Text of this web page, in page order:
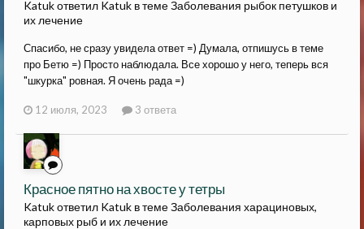
Katuk ответил Katuk в темеЗаболевания рыбок петушков и
их лечение
Спасибо, не сразу увидела ответ =) Думала, отпишусь в теме
про Бетю =) Просто наблюдала. Все хорошо у него, теперь вся
"шкурка" ровная. Я очень рада =)
12 июля, 2023 3 ответа
Красное пятно на хвосте у тетры
Katuk ответил Katuk в темеЗаболевания харациновых,
карповых рыб и их лечение